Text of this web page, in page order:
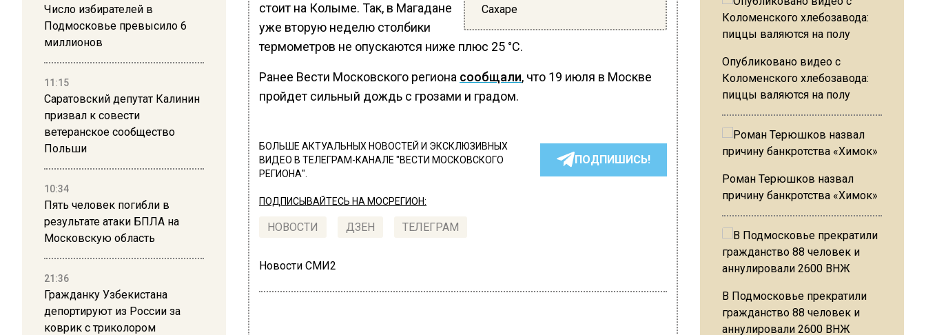
Число избирателей в
Подмосковье превысило 6
миллионов
11:15
Саратовский депутат Калинин
призвал к совести
ветеранское сообщество
Польши
10:34
Пять человек погибли в
результате атаки БПЛА на
Московскую область
21:36
Гражданку Узбекистана
депортируют из России за
коврик с триколором
Сахаре
стоит на Колыме. Так, в Магадане
уже вторую неделю столбики
термометров не опускаются ниже плюс 25 °C.
Ранее Вести Московского региона сообщали, что 19 июля в Москве
пройдет сильный дождь с грозами и градом.
БОЛЬШЕ АКТУАЛЬНЫХ НОВОСТЕЙ И ЭКСКЛЮЗИВНЫХ
ВИДЕО В ТЕЛЕГРАМ-КАНАЛЕ "ВЕСТИ МОСКОВСКОГО
РЕГИОНА".
ПОДПИШИСЬ!
ПОДПИСЫВАЙТЕСЬ НА МОСРЕГИОН:
НОВОСТИ ДЗЕН ТЕЛЕГРАМ
Новости СМИ2
Опубликовано видео с
Коломенского хлебозавода:
пиццы валяются на полу
Роман Терюшков назвал
причину банкротства «Химок»
В Подмосковье прекратили
гражданство 88 человек и
аннулировали 2600 ВНЖ